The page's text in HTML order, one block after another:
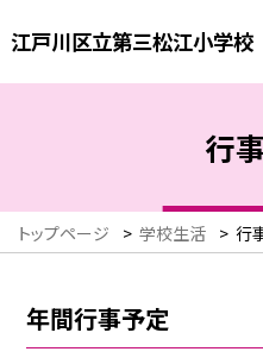
江戸川区立第三松江小学校
行
トップページ > 学校生活 > 行
年間行事予定